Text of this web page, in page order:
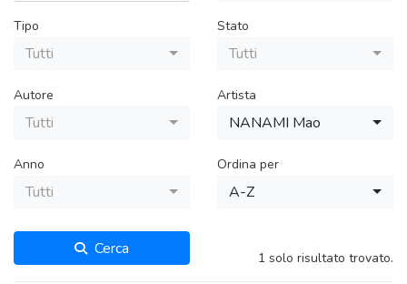
Tipo
Tutti
Stato
Tutti
Autore
Tutti
Artista
NANAMI Mao
Anno
Tutti
Ordina per
A-Z
Cerca 1 solo risultato trovato.